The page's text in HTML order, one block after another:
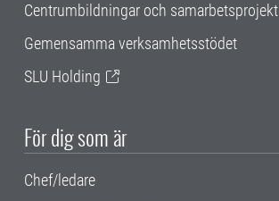
Centrumbildningar och samarbetsprojekt
Gemensamma verksamhetsstödet
SLU Holding
För dig som är
Chef/ledare